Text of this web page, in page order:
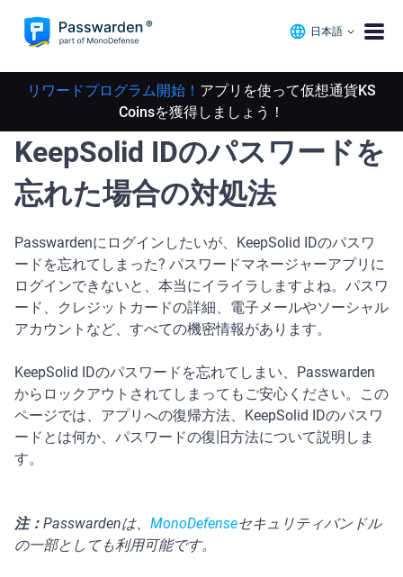
日本語
リワードプログラム開始！ アプリを使って仮想通貨KS
Coinsを獲得しましょう！
KeepSolid IDのパスワードを
忘れた場合の対処法
Passwardenにログインしたいが、KeepSolid IDのパスワ
ードを忘れてしまった? パスワードマネージャーアプリに
ログインできないと、本当にイライラしますよね。パスワ
ード、クレジットカードの詳細、電子メールやソーシャル
アカウントなど、すべての機密情報があります。
KeepSolid IDのパスワードを忘れてしまい、Passwarden
からロックアウトされてしまってもご安心ください。この
ページでは、アプリへの復帰方法、KeepSolid IDのパスワ
ードとは何か、パスワードの復旧方法について説明しま
す。
注： Passwardenは、 MonoDefenseセキュリティバンドル
の一部としても利用可能です。